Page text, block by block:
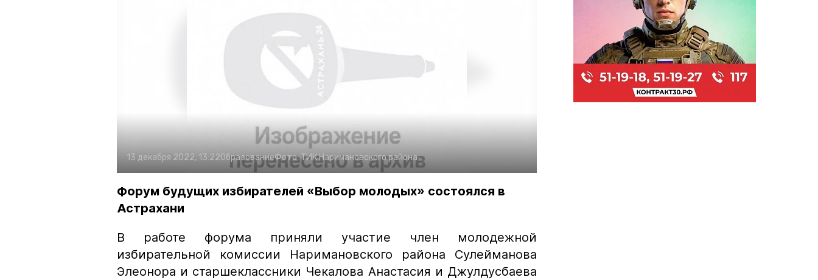
13 декабря 2022, 13:22ОбразованиеФото:ТИК Наримановского района
Форум будущих избирателей «Выбор молодых» состоялся в
Астрахани
В работе форума приняли участие член молодежной
избирательной комиссии Наримановского района Сулейманова
Элеонора и старшеклассники Чекалова Анастасия и Джулдусбаева